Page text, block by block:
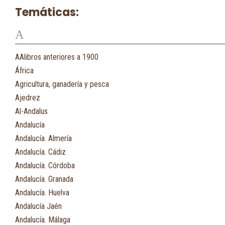
Temáticas:
A
AAlibros anteriores a 1900
África
Agricultura, ganadería y pesca
Ajedrez
Al-Andalus
Andalucía
Andalucía. Almería
Andalucía. Cádiz
Andalucía. Córdoba
Andalucía. Granada
Andalucía. Huelva
Andalucía Jaén
Andalucía. Málaga